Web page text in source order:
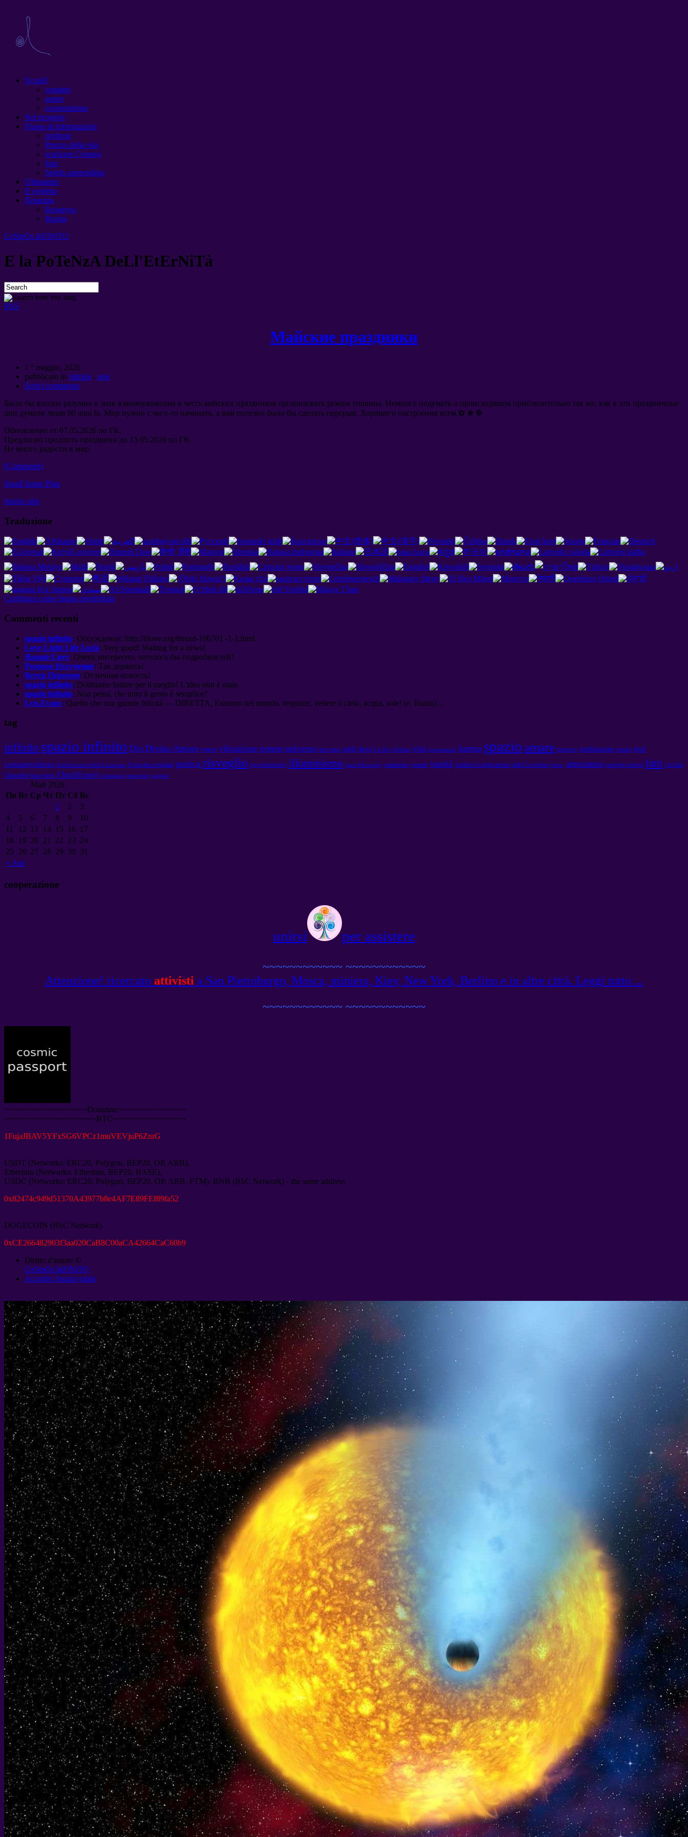
Si può!
contatto
punto
cooperazione
Nel progetto
Flusso di informazioni
profezie
Prezzo della vita
scaricare Cosmos
foro
Spirits apprendista
Ultimatum
Il verdetto
Помощь
Беларусь
Russia
CoSmOs InFiNiTO
E la PoTeNzA DeLl'EtErNiTà
RSS
Майские праздники
1 ° maggio, 2026
pubblicato in vittoria . sole
Scrivi commento
Было бы вполне разумно в знак взаимоуважения в честь майских праздников организовать режим тишины. Немного подумать о происходящем приблизительно так же, как в эти праздничные
дни думали люди 80 anni fa. Мир нужно с чего-то начинать, а вам полезно было бы сделать перерыв. Хорошего настроения всем.✿ ❀ ❁
Обновление от 07.05.2026 по ГК.
Предлагаю продлить праздники до 15.05.2026 по ГК.
Не много радости в мир.
(Commenti)
Small Super Plan
ritorno alto
Traduzione
Configura come lingua predefinita
Commenti recenti
spazio infinito: Обсуждение. http://8love.org/thread-100701 -1-1.html
Love Light Life Luck: Very good! Waiting for a news!
Яркий Свет: Очень интересно, хотелось бы подробностей!
Розовое Излучение: Так держать!
Ветер Перемен: Отличная новость!
spazio infinito: Dobbiamo lottare per il meglio! L'idea non è male.
spazio infinito: Non pensi, che tutto il genio è semplice?
Lyn.Evans: Quello che una grande felicità — DIRETTA, Esistono nel mondo, respirare, vedere il cielo, acqua, sole! (e. Bunin)...
tag
infinito spazio infinito Dio Divino Amore vettore vibrazione potere universo peccato soldi deva Un Dio donna vita incantesimo karma spazio amare matrice meditazione uomo noi
consapevolezza Purificazione della Coscienza Il peccato originale pratica risveglio avvenimento illuminismo gioia Discovery satanismo somato vanità Ambito di applicazione della Coscienza sfere. attrezzatura energie sottili fatti civiltà
Chingeltei buco nero I buchi neri immagine immagini oggetto
Май 2026
Пн Вт Ср Чт Пт Сб Вс
« Авг
1 2
3
4
5 6 7 8 9
10
11
12 13 14 15 16 17
18
19 20 21 22 23 24
25 26 27 28 29 30 31
cooperazione
unirsi per assistere
~~~~~~~~~~~~ ~~~~~~~~~~~~
Attenzione! ricercato attivisti a San Pietroburgo, Mosca, miniera, Kiev, New York, Berlino e in altre città. Leggi tutto ...
~~~~~~~~~~~~ ~~~~~~~~~~~~
~~~~~~~~~~~~~~~~~~Donation~~~~~~~~~~~~~~~
~~~~~~~~~~~~~~~~~~~~BTC~~~~~~~~~~~~~~~~
1FujaJBAV5YFxSG6VPCz1muVEVjuP6ZnrG
USDT (Networks: ERC20, Polygon, BEP20, OP, ARB),
Etherium (Networks: Etherium, BEP20, BASE),
USDC (Networks: ERC20, Polygon, BEP20, OP, ARB, FTM), BNB (BSC Network) - the same address
0x82474c949d51370A43977b8e4AF7E89FEf89fa52
DOGECOIN (BSC Network)
0xCE266482903f3aa020CaB8C00aCA42664CaC60b9
Diritto d'autore ©
CoSmOs InFiNiTO
Accordo Spazio totale